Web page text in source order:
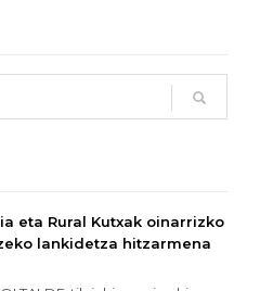
eta Rural Kutxak oinarrizko
lankidetza hitzarmena